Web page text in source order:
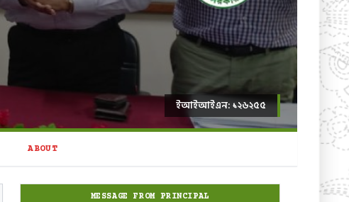
ইআইআইএন: ১২৬২৫৫
ABOUT
MESSAGE FROM PRINCIPAL